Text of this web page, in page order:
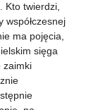
Kto twierdzi,
współczesnej
ma pojęcia,
sięga
zaimki